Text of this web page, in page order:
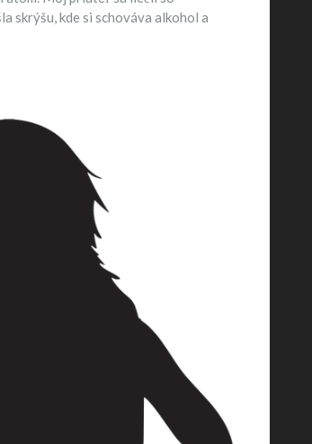
skrýšu, kde si schováva alkohol a